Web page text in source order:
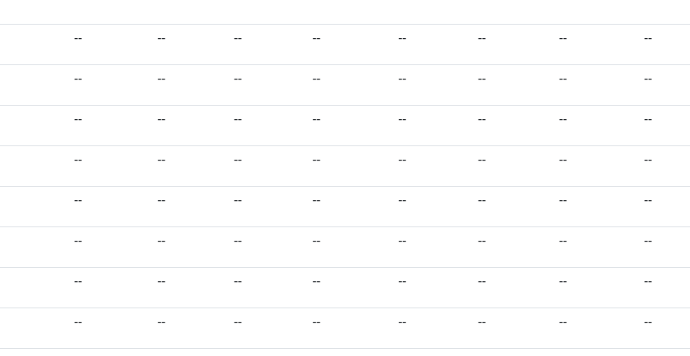
-- -- -- -- -- -- -- --
-- -- -- -- -- -- -- --
-- -- -- -- -- -- -- --
-- -- -- -- -- -- -- --
-- -- -- -- -- -- -- --
-- -- -- -- -- -- -- --
-- -- -- -- -- -- -- --
-- -- -- -- -- -- -- --